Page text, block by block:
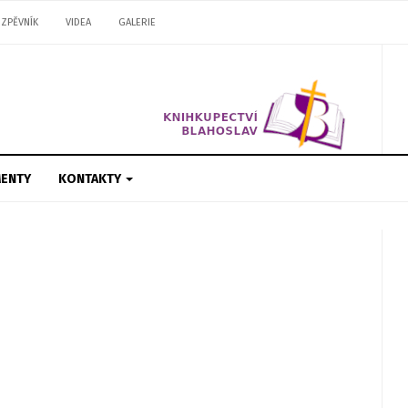
ZPĚVNÍK VIDEA GALERIE
KONTAKTY